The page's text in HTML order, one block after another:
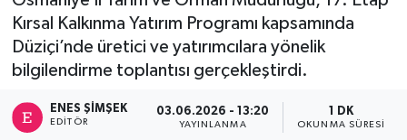
Kırsal Kalkınma Yatırım Programı kapsamında
Düziçi’nde üretici ve yatırımcılara yönelik
bilgilendirme toplantısı gerçekleştirdi.
ENES ŞIMŞEK
EDITÖR
03.06.2026 - 13:20
YAYINLANMA
1 DK
OKUNMA SÜRESI